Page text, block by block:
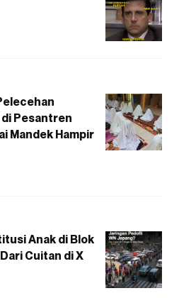
Pesantren
Mandek Hampir
Anak di Blok
Cuitan di X